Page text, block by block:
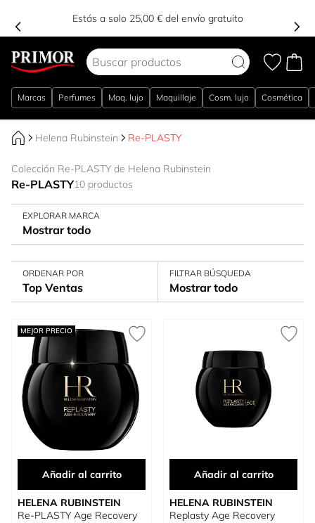
Estás a solo 25,00 € del envío gratuito
Marcas Perfumes Maq. lujo Maquillaje Cosm. lujo Cosmética
Helena Rubinstein Re-PLASTY
Colección Re-PLASTY de Helena Rubinstein
Re-PLASTY10 productos
EXPLORAR MARCA
Mostrar todo
ORDENAR POR
Top Ventas
FILTRAR BÚSQUEDA
Mostrar todo
MEJOR PRECIO
Añadir al carrito
HELENA RUBINSTEIN
Re-PLASTY Age Recovery
Añadir al carrito
HELENA RUBINSTEIN
Replasty Age Recovery